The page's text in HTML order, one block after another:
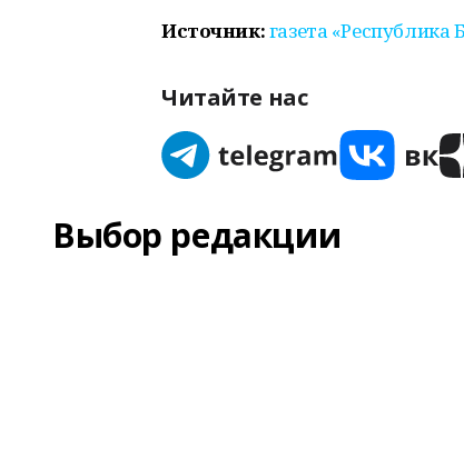
Источник:газета «Республика
Читайте нас
Выбор редакции